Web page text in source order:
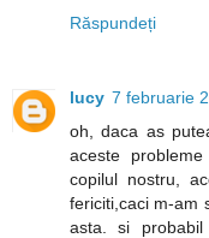
Răspundeți
lucy 7 februarie
oh, daca as
aceste
copilul nostru,
fericiti,caci m-am
asta. si